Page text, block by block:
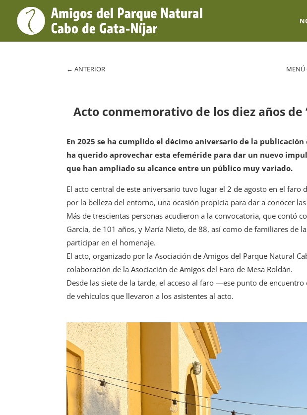
←ANTERIOR MENÚ
Acto conmemorativo de los diez años de
En 2025 se ha cumplido el décimo aniversario de la
ha querido aprovechar esta efeméride para dar un nuevo
que han ampliado su alcance entre un público muy variado.
El acto central de este aniversario tuvo lugar el 2 de agosto en el
por la belleza del entorno, una ocasión propicia para dar a conocer
Más de trescientas personas acudieron a la convocatoria, que contó
García, de 101 años, y María Nieto, de 88, así como de familiares de
participar en el homenaje.
El acto, organizado por la Asociación de Amigos del Parque Natural
colaboración de la Asociación de Amigos del Faro de Mesa Roldán.
Desde las siete de la tarde, el acceso al faro —ese punto de
de vehículos que llevaron a los asistentes al acto.